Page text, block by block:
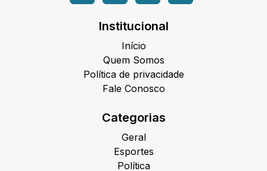
Institucional
Início
Quem Somos
Política de privacidade
Fale Conosco
Categorias
Geral
Esportes
Política